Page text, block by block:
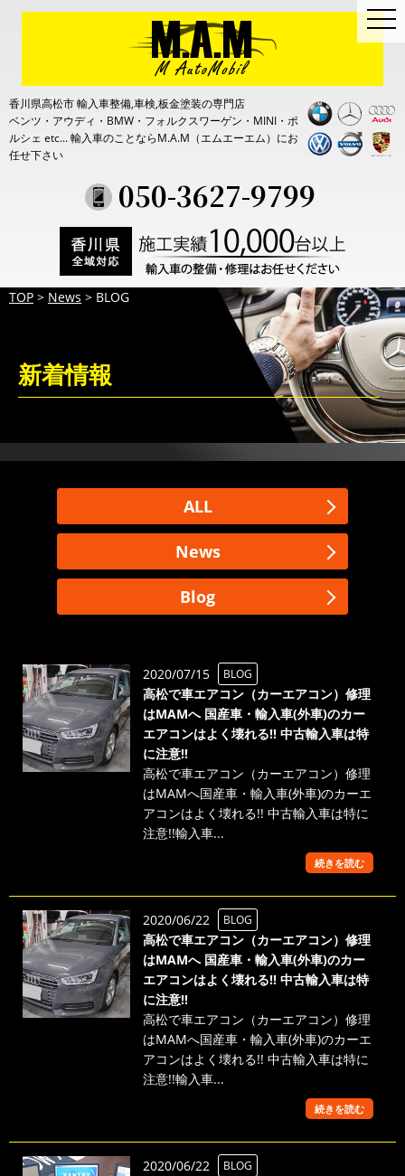
香川県高松市 輸入車整備,車検,板金塗装の専門店
ベンツ・アウディ・BMW・フォルクスワーゲン・MINI・ポ
ルシェ etc...輸入車のことならM.A.M（エムエーエム）にお
任せ下さい
050-3627-9799
TOP > News > BLOG
新着情報
ALL
News
Blog
2020/07/15 BLOG
高松で車エアコン（カーエアコン）修理
はMAMへ 国産車・輸入車(外車)のカー
エアコンはよく壊れる!! 中古輸入車は特
に注意!!
高松で車エアコン（カーエアコン）修理
はMAMへ国産車・輸入車(外車)のカーエ
アコンはよく壊れる!! 中古輸入車は特に
注意!!輸入車...
続きを読む
2020/06/22 BLOG
高松で車エアコン（カーエアコン）修理
はMAMへ 国産車・輸入車(外車)のカー
エアコンはよく壊れる!! 中古輸入車は特
に注意!!
高松で車エアコン（カーエアコン）修理
はMAMへ国産車・輸入車(外車)のカーエ
アコンはよく壊れる!! 中古輸入車は特に
注意!!輸入車...
続きを読む
2020/06/22 BLOG